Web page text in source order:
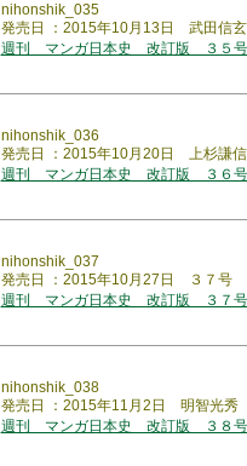
nihonshik_035
発売日 ：2015年10月13日 武田信玄
週刊 マンガ日本史 改訂版 ３５
nihonshik_036
発売日 ：2015年10月20日 上杉謙信
週刊 マンガ日本史 改訂版 ３６
nihonshik_037
発売日 ：2015年10月27日 ３７号
週刊 マンガ日本史 改訂版 ３７
nihonshik_038
発売日 ：2015年11月2日 明智光秀
週刊 マンガ日本史 改訂版 ３８